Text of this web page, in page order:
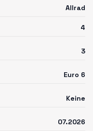
Allrad
4
3
Euro 6
Keine
07.2026